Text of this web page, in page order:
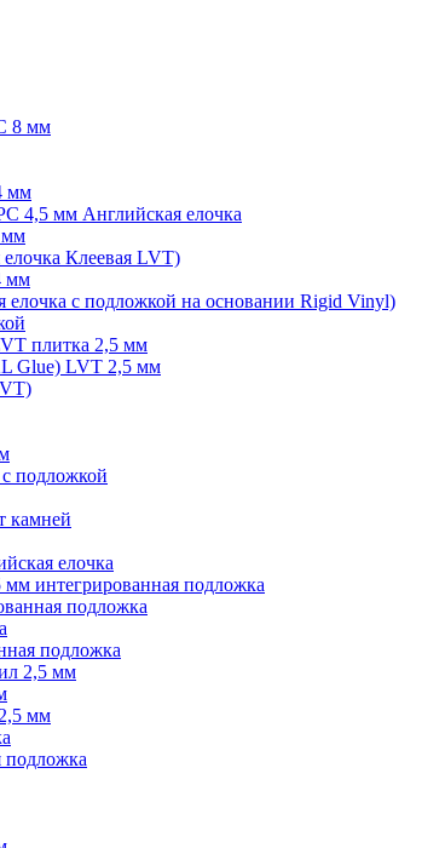
8 мм
мм
4,5 мм Английская елочка
мм
Клеевая LVT)
мм
с подложкой на основании Rigid Vinyl)
плитка 2,5 мм
Glue) LVT 2,5 мм
подложкой
камней
елочка
интегрированная подложка
подложка
подложка
2,5 мм
мм
подложка